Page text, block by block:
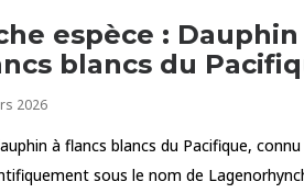
espèce : Dauphin
blancs du
2026
à flancs blancs du Pacifique, connu
sous le nom de